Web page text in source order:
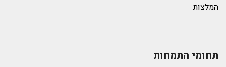
המלצות
תחומי התמחות